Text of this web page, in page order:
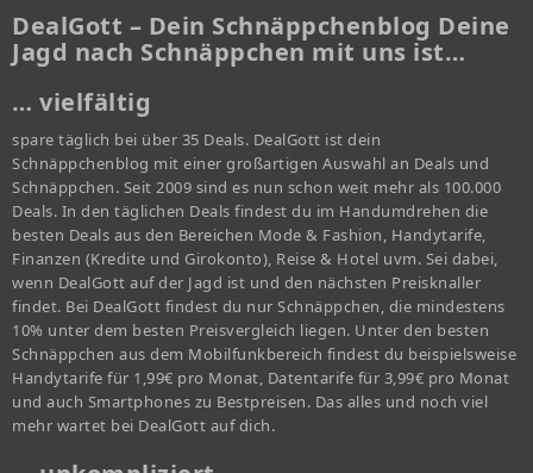
DealGott – Dein Schnäppchenblog Deine
Jagd nach Schnäppchen mit uns ist…
… vielfältig
spare täglich bei über 35 Deals. DealGott ist dein
Schnäppchenblog mit einer großartigen Auswahl an Deals und
Schnäppchen. Seit 2009 sind es nun schon weit mehr als 100.000
Deals. In den täglichen Deals findest du im Handumdrehen die
besten Deals aus den Bereichen Mode & Fashion, Handytarife,
Finanzen (Kredite und Girokonto), Reise & Hotel uvm. Sei dabei,
wenn DealGott auf der Jagd ist und den nächsten Preisknaller
findet. Bei DealGott findest du nur Schnäppchen, die mindestens
10% unter dem besten Preisvergleich liegen. Unter den besten
Schnäppchen aus dem Mobilfunkbereich findest du beispielsweise
Handytarife für 1,99€ pro Monat, Datentarife für 3,99€ pro Monat
und auch Smartphones zu Bestpreisen. Das alles und noch viel
mehr wartet bei DealGott auf dich.